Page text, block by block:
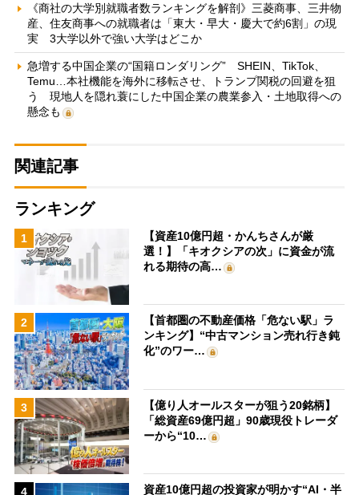
《商社の大学別就職者数ランキングを解剖》三菱商事、三井物
産、住友商事への就職者は「東大・早大・慶大で約6割」の現
実 3大学以外で強い大学はどこか
急増する中国企業の“国籍ロンダリング” SHEIN、TikTok、
Temu…本社機能を海外に移転させ、トランプ関税の回避を狙
う 現地人を隠れ蓑にした中国企業の農業参入・土地取得への
懸念も
関連記事
ランキング
1
【資産10億円超・かんちさんが厳
選！】「キオクシアの次」に資金が流
れる期待の高…
2
【首都圏の不動産価格「危ない駅」ラ
ンキング】“中古マンション売れ行き鈍
化”のワー…
3
【億り人オールスターが狙う20銘柄】
「総資産69億円超」90歳現役トレーダ
ーから“10…
4
資産10億円超の投資家が明かす“AI・半